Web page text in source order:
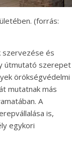
(forrás:
szervezése és
útmutató szerepet
örökségvédelmi
mutatnak más
A
is,
egykori